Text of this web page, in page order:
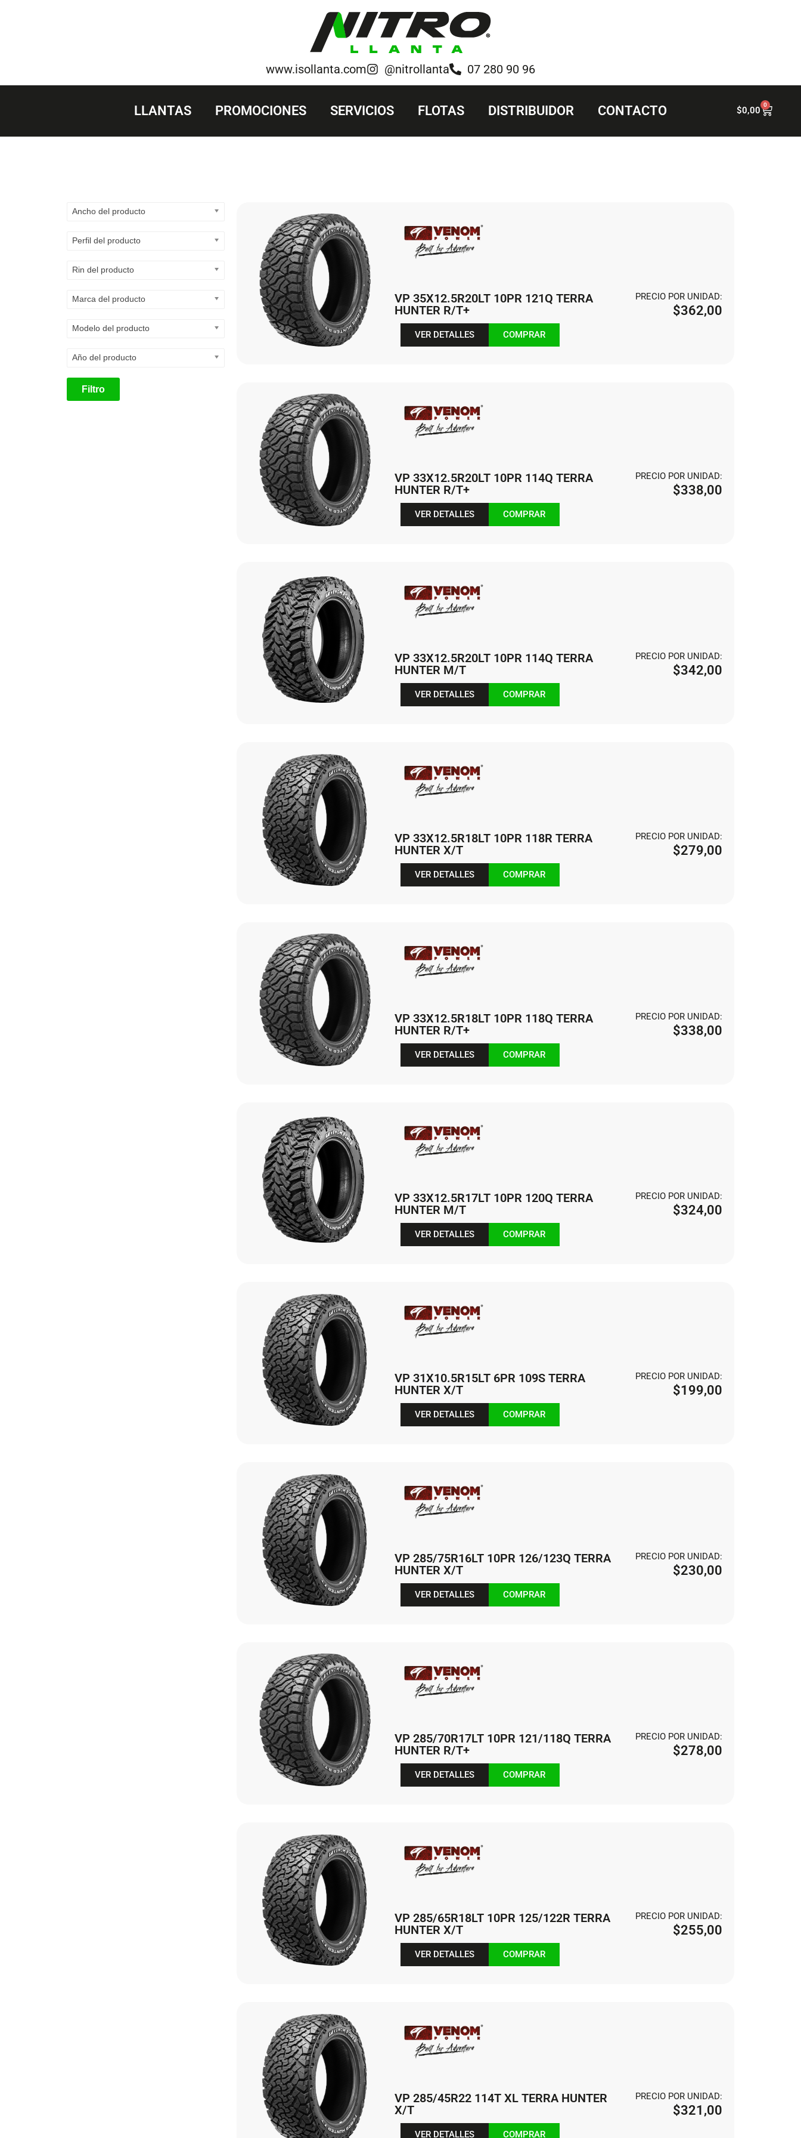
www.isollanta.com @nitrollanta 07 280 90 96
LLANTAS PROMOCIONES SERVICIOS FLOTAS DISTRIBUIDOR CONTACTO $0,00 0
Ancho del producto
Perfil del producto
Rin del producto
Marca del producto
Modelo del producto
Año del producto
Filtro
VP 35X12.5R20LT 10PR 121Q TERRA
HUNTER R/T+
PRECIO POR UNIDAD:
$362,00
VER DETALLES COMPRAR
VP 33X12.5R20LT 10PR 114Q TERRA
HUNTER R/T+
PRECIO POR UNIDAD:
$338,00
VER DETALLES COMPRAR
VP 33X12.5R20LT 10PR 114Q TERRA
HUNTER M/T
PRECIO POR UNIDAD:
$342,00
VER DETALLES COMPRAR
VP 33X12.5R18LT 10PR 118R TERRA
HUNTER X/T
PRECIO POR UNIDAD:
$279,00
VER DETALLES COMPRAR
VP 33X12.5R18LT 10PR 118Q TERRA
HUNTER R/T+
PRECIO POR UNIDAD:
$338,00
VER DETALLES COMPRAR
VP 33X12.5R17LT 10PR 120Q TERRA
HUNTER M/T
PRECIO POR UNIDAD:
$324,00
VER DETALLES COMPRAR
VP 31X10.5R15LT 6PR 109S TERRA
HUNTER X/T
PRECIO POR UNIDAD:
$199,00
VER DETALLES COMPRAR
VP 285/75R16LT 10PR 126/123Q TERRA
HUNTER X/T
PRECIO POR UNIDAD:
$230,00
VER DETALLES COMPRAR
VP 285/70R17LT 10PR 121/118Q TERRA
HUNTER R/T+
PRECIO POR UNIDAD:
$278,00
VER DETALLES COMPRAR
VP 285/65R18LT 10PR 125/122R TERRA
HUNTER X/T
PRECIO POR UNIDAD:
$255,00
VER DETALLES COMPRAR
VP 285/45R22 114T XL TERRA HUNTER
X/T
PRECIO POR UNIDAD:
$321,00
VER DETALLES COMPRAR